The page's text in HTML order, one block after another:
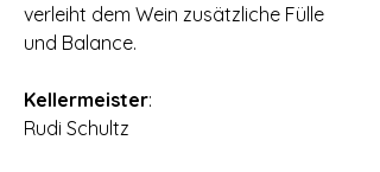
verleiht dem Wein zusätzliche Fülle
und Balance.
Kellermeister:
Rudi Schultz